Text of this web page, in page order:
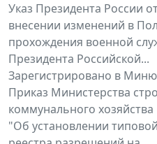
Указ Президента России
внесении изменений в
прохождения военной
Президента Российской...
Зарегистрировано в
Приказ Министерства
коммунального
"Об установлении